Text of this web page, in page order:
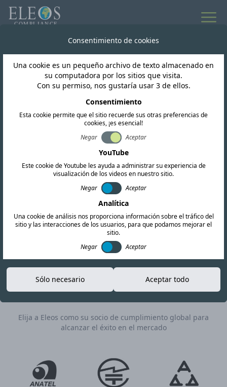
SERVICIOS DE CUMPLIMIENTO
Certificación RF
internacional
Eleos Compliance ofrece un servicio rápido y
rentable, impartido por profesionales con
amplia experiencia en regulación. Trabajamos
eficientemente para cumplir con sus plazos,
ofreciendo una comunicación clara y una
gestión experta durante todo su proyecto de
certificación de RF.
Contáctanos Solicitar cotización
Elija a Eleos como su socio de cumplimiento global para
alcanzar el éxito en el mercado
Consentimiento de cookies
Una cookie es un pequeño archivo de texto almacenado en
su computadora por los sitios que visita.
Con su permiso, nos gustaría usar 3 de ellos.
Consentimiento
Esta cookie permite que el sitio recuerde sus otras preferencias de
cookies, ¡es esencial!
Negar
Aceptar
YouTube
Este cookie de Youtube les ayuda a administrar su experiencia de
visualización de los videos en nuestro sitio.
Negar
Aceptar
Analítica
Una cookie de análisis nos proporciona información sobre el tráfico del
sitio y las interacciones de los usuarios, para que podamos mejorar el
sitio.
Negar
Aceptar
Sólo necesario Aceptar todo